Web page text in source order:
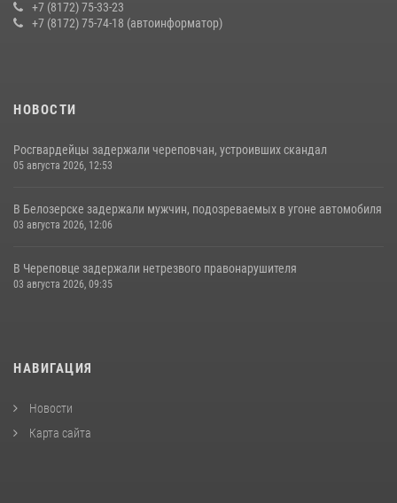
угрожавших молодежи расправой
08 июля 2026, 07:52 1
+7 (8172) 75-33-23
+7 (8172) 75-74-18 (автоинформатор)
НОВОСТИ
Росгвардейцы задержали череповчан, устроивших скандал
05 августа 2026, 12:53
В Белозерске задержали мужчин, подозреваемых в угоне автомобиля
03 августа 2026, 12:06
В Череповце задержали нетрезвого правонарушителя
03 августа 2026, 09:35
НАВИГАЦИЯ
Новости
Карта сайта